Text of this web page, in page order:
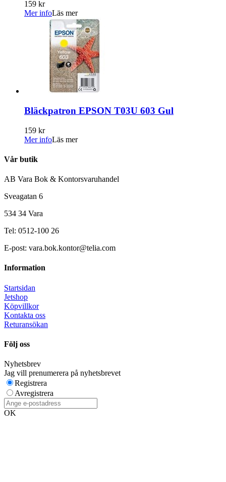
159 kr
Mer infoLäs mer
Bläckpatron EPSON T03U 603 Gul
159 kr
Mer infoLäs mer
Vår butik
AB Vara Bok & Kontorsvaruhandel
Sveagatan 6
534 34 Vara
Tel: 0512-100 26
E-post: vara.bok.kontor@telia.com
Information
Startsidan
Jetshop
Köpvillkor
Kontakta oss
Returansökan
Följ oss
Nyhetsbrev
Jag vill prenumerera på nyhetsbrevet
Registrera
Avregistrera
OK